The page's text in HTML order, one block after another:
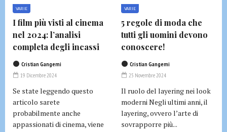
VARIE
I film più visti al cinema
nel 2024: l’analisi
completa degli incassi
Cristian Gangemi
19 Dicembre 2024
Se state leggendo questo
articolo sarete
probabilmente anche
appassionati di cinema, viene
VARIE
5 regole di moda che
tutti gli uomini devono
conoscere!
Cristian Gangemi
25 Novembre 2024
Il ruolo del layering nei look
moderni Negli ultimi anni, il
layering, ovvero l’arte di
sovrapporre più...